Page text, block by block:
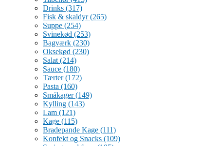
Drinks (317)
Fisk & skaldyr(265)
Suppe (254)
Svinekød (253)
Bagværk (230)
Oksekød (230)
Salat (214)
Sauce (180)
Tærter(172)
Pasta (160)
Småkager(149)
Kylling (143)
Lam (121)
Kage (115)
Bradepande Kage (111)
Konfekt og Snacks (109)